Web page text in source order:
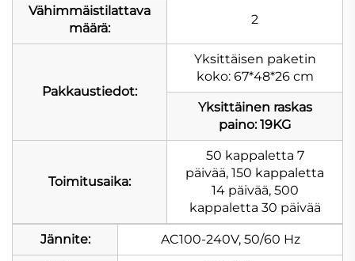
Vähimmäistilattava
määrä:
2
Pakkaustiedot:
Yksittäisen paketin
koko: 67*48*26 cm
Yksittäinen raskas
paino: 19KG
Toimitusaika:
50 kappaletta 7
päivää, 150 kappaletta
14 päivää, 500
kappaletta 30 päivää
Jännite: AC100-240V, 50/60 Hz